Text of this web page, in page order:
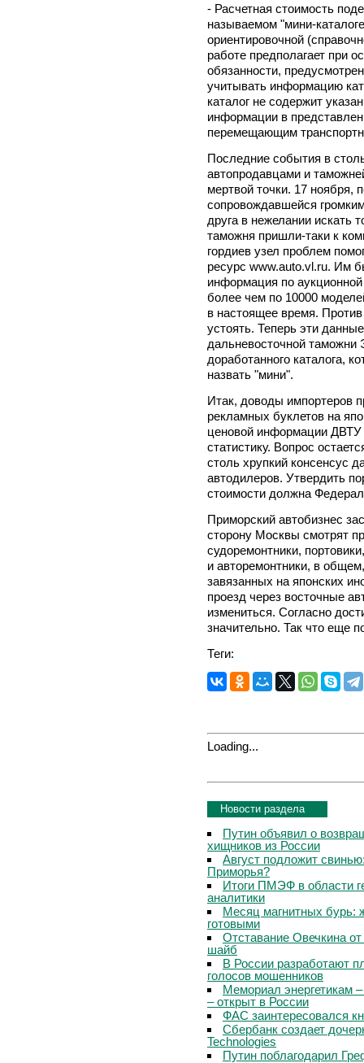
- Расчетная стоимость
называемом "мини-
ориентировочной
работе предполагает при
обязанности,
учитывать информацию
каталог не содержит
информации в
перемещающим
Последние события в
автопродавцами и
мертвой точки. 17 ноября,
сопровождавшейся
друга в нежелании искать
таможня пришли-таки к
гордиев узел проблем
ресурс www.auto.vl.ru. Им
информация по
более чем по 10000
в настоящее время.
устоять. Теперь эти
дальневосточной
доработанного каталога,
назвать "мини".
Итак, доводы импортеров
рекламных буклетов на
ценовой информации ДВТУ
статистику. Вопрос
столь хрупкий консенсус
автодилеров. Утвердить
стоимости должна
Приморский автобизнес
сторону Москвы смотрят
судоремонтники,
и авторемонтники, в
завязанных на японских
проезд через восточные
измениться. Согласно
значительно. Так что еще
Теги:
Loading...
Новости раздела
Путин объявил о
хищников из России
Август подложит
Приморья?
Итоги ПМЭФ в области
аналитики
Месяц магнитных бурь:
готовыми
Отставание Овечкина
шайб
В России разработают
голосов мошенников
Мемориал энергетикам
– открыт в России
ФАС заинтересовался
Сбербанк создает
Technologies
Путин поблагодарил